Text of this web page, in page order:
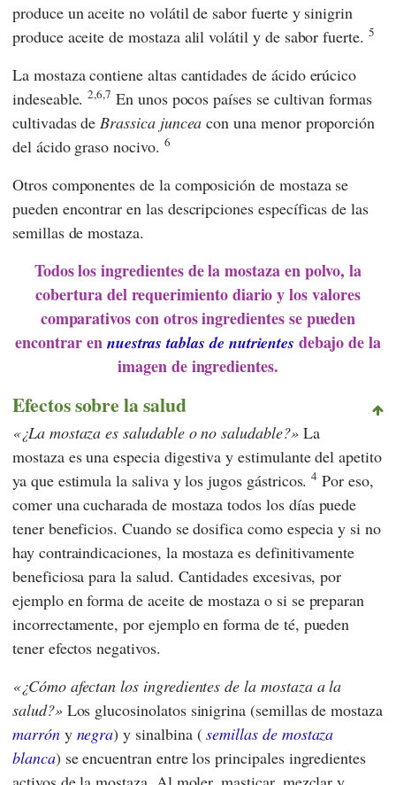
produce un aceite no volátil de sabor fuerte y sinigrin
produce aceite de mostaza alil volátil y de sabor fuerte. 5
La mostaza contiene altas cantidades de ácido erúcico
indeseable.2,6,7 En unos pocos países se cultivan formas
cultivadas deBrassica juncea con una menor proporción
del ácido graso nocivo. 6
Otros componentes de la composición de mostaza se
pueden encontrar en las descripciones específicas de las
semillas de mostaza.
Todos los ingredientes de la mostaza en polvo, la
cobertura del requerimiento diario y los valores
comparativos con otros ingredientes se pueden
encontrar en nuestras tablas de nutrientes debajo de la
imagen de ingredientes.
Efectos sobre la salud
¿La mostaza es saludable o no saludable? La
mostaza es una especia digestiva y estimulante del apetito
ya que estimula la saliva y los jugos gástricos.4 Por eso,
comer una cucharada de mostaza todos los días puede
tener beneficios. Cuando se dosifica como especia y si no
hay contraindicaciones, la mostaza es definitivamente
beneficiosa para la salud. Cantidades excesivas, por
ejemplo en forma de aceite de mostaza o si se preparan
incorrectamente, por ejemplo en forma de té, pueden
tener efectos negativos.
¿Cómo afectan los ingredientes de la mostaza a la
salud? Los glucosinolatos sinigrina (semillas de mostaza
marróny negra) y sinalbina (semillas de mostaza
blanca) se encuentran entre los principales ingredientes